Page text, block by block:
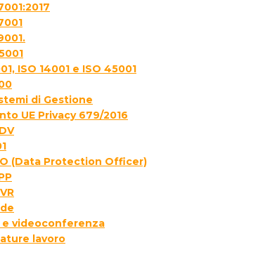
ISO 14001 e ISO 45001
di Gestione
UE Privacy 679/2016
(Data Protection Officer)
e videoconferenza
lavoro